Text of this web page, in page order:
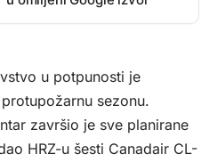
u potpunosti je
sezonu.
završio je sve planirane
HRZ-u šesti Canadair CL-